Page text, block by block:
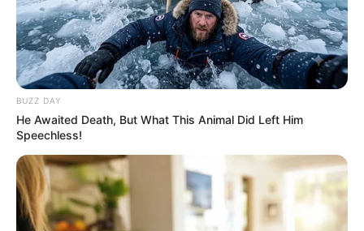
BUZZ DAY
He Awaited Death, But What This Animal Did Left Him
Speechless!